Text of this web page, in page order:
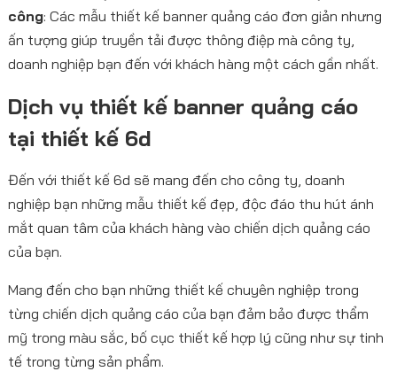
công: Các mẫu thiết kế banner quảng cáo đơn giản nhưng
ấn tượng giúp truyền tải được thông điệp mà công ty,
doanh nghiệp bạn đến với khách hàng một cách gần nhất.
Dịch vụ thiết kế banner quảng cáo
tại thiết kế 6d
Đến với thiết kế 6d sẽ mang đến cho công ty, doanh
nghiệp bạn những mẫu thiết kế đẹp, độc đáo thu hút ánh
mắt quan tâm của khách hàng vào chiến dịch quảng cáo
của bạn.
Mang đến cho bạn những thiết kế chuyên nghiệp trong
từng chiến dịch quảng cáo của bạn đảm bảo được thẩm
mỹ trong màu sắc, bố cục thiết kế hợp lý cũng như sự tinh
tế trong từng sản phẩm.